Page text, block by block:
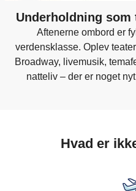
Underholdning som
Aftenerne ombord er
verdensklasse. Oplev
Broadway, livemusik,
natteliv – der er noget
Hvad er